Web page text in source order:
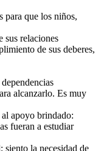
para que los niños,
sus relaciones
de sus deberes,
alcanzarlo. Es muy
apoyo brindado:
fueran a estudiar
siento la necesidad de